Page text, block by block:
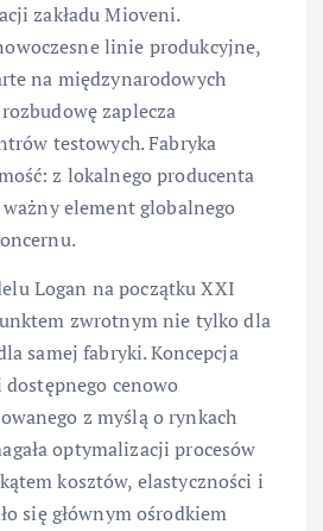
zakładu Mioveni.
linie produkcyjne,
na międzynarodowych
zaplecza
testowych. Fabryka
z lokalnego producenta
ważny element globalnego
Logan na początku XXI
zwrotnym nie tylko dla
samej fabryki. Koncepcja
dostępnego cenowo
z myślą o rynkach
optymalizacji procesów
kosztów, elastyczności i
się głównym ośrodkiem